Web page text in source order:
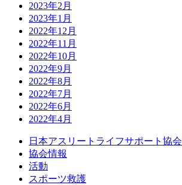
2023年2月
2023年1月
2022年12月
2022年11月
2022年10月
2022年9月
2022年8月
2022年7月
2022年6月
2022年4月
日本アスリートライフサポート協会
協会情報
活動
スポーツ救護